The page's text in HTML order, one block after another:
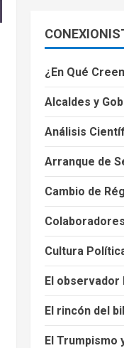
¿En Qué
Alcaldes y
Análisis
Arranque de
Cambio de
Colaboradores
Cultura
El observador
El rincón del
El Trumpismo